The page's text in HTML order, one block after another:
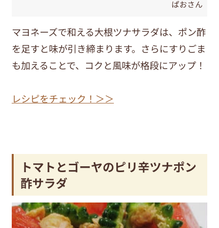
ぱおさん
マヨネーズで和える大根ツナサラダは、ポン酢
を足すと味が引き締まります。さらにすりごま
も加えることで、コクと風味が格段にアップ！
レシピをチェック！＞＞
トマトとゴーヤのピリ辛ツナポン
酢サラダ